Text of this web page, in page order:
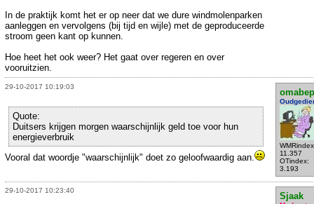
In de praktijk komt het er op neer dat we dure windmolenparken
aanleggen en vervolgens (bij tijd en wijle) met de geproduceerde
stroom geen kant op kunnen.
Hoe heet het ook weer? Het gaat over regeren en over
vooruitzien.
29-10-2017 10:19:03
omabep
11.357
OTindex:
3.193
Quote:
Duitsers krijgen morgen waarschijnlijk geld toe voor hun
energieverbruik
Vooral dat woordje "waarschijnlijk" doet zo geloofwaardig aan.
29-10-2017 10:23:40
Sjaak